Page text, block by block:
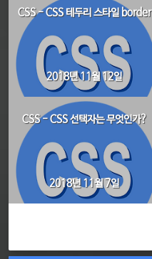
CSS - CSS 테두리 스타일 border
2018년 11월 12일
CSS - CSS 선택자는 무엇인가?
2018년 11월 7일